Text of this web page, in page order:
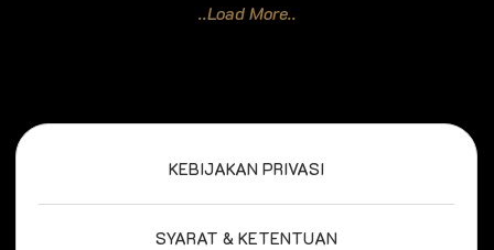
..Load More..
KEBIJAKAN PRIVASI
SYARAT & KETENTUAN